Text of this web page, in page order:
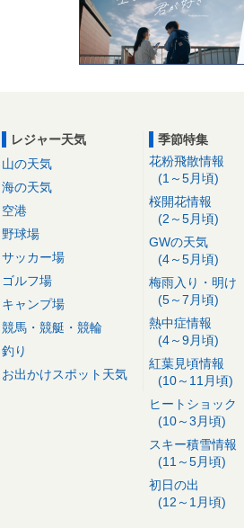
レジャー天気
山の天気
海の天気
空港
野球場
サッカー場
ゴルフ場
キャンプ場
競馬・競艇・競輪
釣り
お出かけスポット天気
季節特集
花粉飛散情報
(1～5月頃)
桜開花情報
(2～5月頃)
GWの天気
(4～5月頃)
梅雨入り・明け
(5～7月頃)
熱中症情報
(4～9月頃)
紅葉見頃情報
(10～11月頃)
ヒートショック
(10～3月頃)
スキー積雪情報
(11～5月頃)
初日の出
(12～1月頃)